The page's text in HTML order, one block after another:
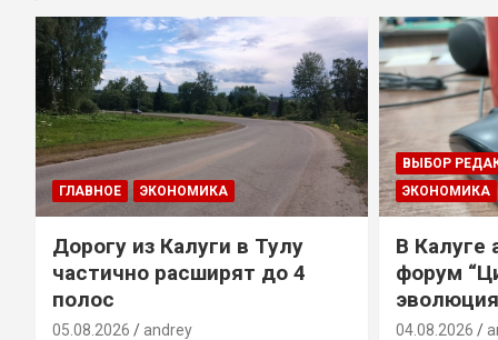
ГЛАВНОЕ ЭКОНОМИКА
Дорогу из Калуги в Тулу
частично расширят до 4
полос
05.08.2026 andrey
ВЫБОР
ЭКОНОМИКА
В Калуге
форум
04.08.2026